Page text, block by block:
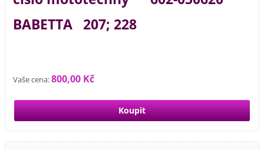
BABETTA 207; 228
Vaše cena:800,00 Kč